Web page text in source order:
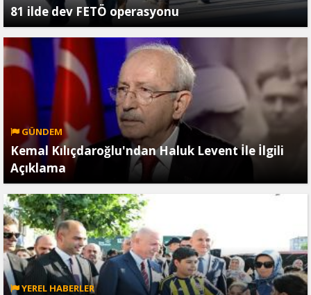
81 ilde dev FETÖ operasyonu
GÜNDEM
Kemal Kılıçdaroğlu'ndan Haluk Levent İle İlgili
Açıklama
YEREL HABERLER